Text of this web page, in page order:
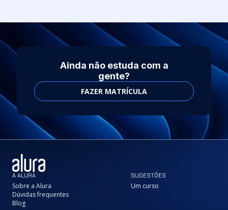
Ainda não estuda com a
gente?
FAZER MATRÍCULA
A ALURA
Sobre a Alura
Dúvidas frequentes
Blog
SUGESTÕES
Um curso